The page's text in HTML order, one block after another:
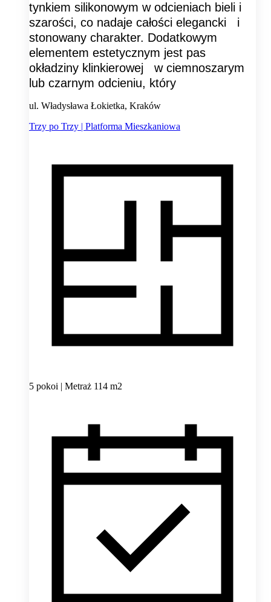
tynkiem silikonowym w odcieniach bieli i
szarości, co nadaje całości elegancki i
stonowany charakter. Dodatkowym
elementem estetycznym jest pas
okładziny klinkierowej w ciemnoszarym
lub czarnym odcieniu, który
ul. Władysława Łokietka, Kraków
Trzy po Trzy | Platforma Mieszkaniowa
5 pokoi | Metraż 114 m2